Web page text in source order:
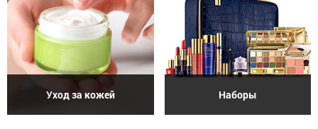
Уход за кожей Наборы